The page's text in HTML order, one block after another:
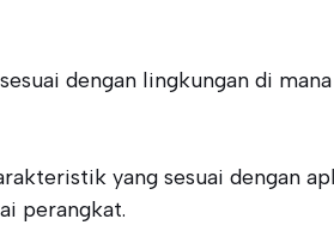
dengan lingkungan di
yang sesuai dengan
perangkat.